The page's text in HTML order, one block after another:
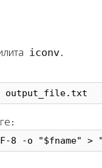
iconv.
output_file.txt
-o "$fname" >